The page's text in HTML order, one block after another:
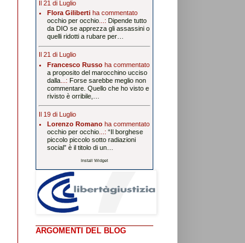
Il 21 di Luglio
Flora Gilibertiha commentato
occhio per occhio...: Dipende tutto
da DIO se apprezza gli assassini o
quelli ridotti a rubare per…
Il 21 di Luglio
Francesco Russoha commentato
a proposito del marocchino ucciso
dalla...: Forse sarebbe meglio non
commentare. Quello che ho visto e
rivisto è orribile,…
Il 19 di Luglio
Lorenzo Romanoha commentato
occhio per occhio...: “Il borghese
piccolo piccolo sotto radiazioni
social” è il titolo di un…
Install Widget
ARGOMENTI DEL BLOG